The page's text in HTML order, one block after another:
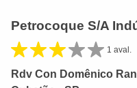
Petrocoque S/A
1 aval.
Rdv Con Domênico